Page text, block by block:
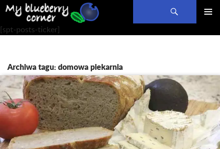
Szukaj
PRZEJDŹ
DO
[spt-posts-ticker]
Archiwa tagu: domowa piekarnia